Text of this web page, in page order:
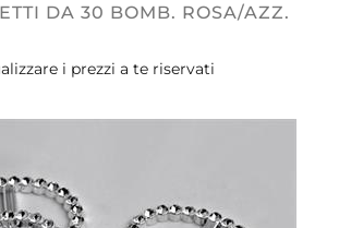
DA 30 BOMB. ROSA/AZZ.
i prezzi a te riservati